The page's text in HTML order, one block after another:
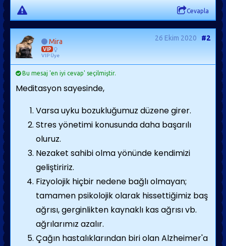
Cevapla
Mira
VIP
VIP Üye
26 Ekim 2020 #2
Bu mesaj 'en iyi cevap' seçilmiştir.
Meditasyon sayesinde,
Varsa uyku bozukluğumuz düzene girer.
Stres yönetimi konusunda daha başarılı
oluruz.
Nezaket sahibi olma yönünde kendimizi
geliştiririz.
Fizyolojik hiçbir nedene bağlı olmayan;
tamamen psikolojik olarak hissettiğimiz baş
ağrısı, gerginlikten kaynaklı kas ağrısı vb.
ağrılarımız azalır.
Çağın hastalıklarından biri olan Alzheimer'a